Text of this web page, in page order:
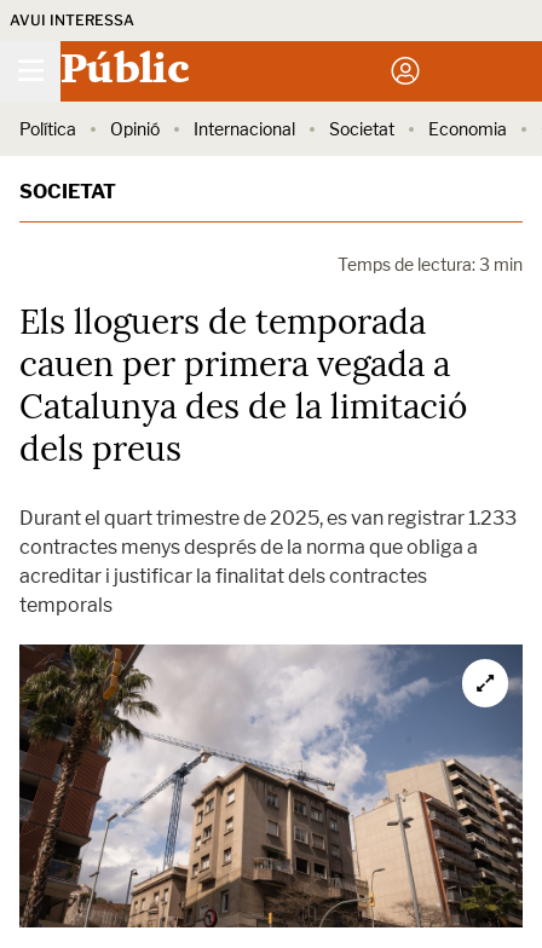
AVUI INTERESSA
Públic
Política Opinió Internacional Societat Economia
SOCIETAT
Temps de lectura: 3 min
Els lloguers de temporada
cauen per primera vegada a
Catalunya des de la limitació
dels preus
Durant el quart trimestre de 2025, es van registrar 1.233
contractes menys després de la norma que obliga a
acreditar i justificar la finalitat dels contractes
temporals